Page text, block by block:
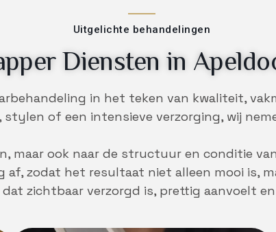
Uitgelichte behandelingen
Diensten in
in het teken van kwaliteit,
of een intensieve verzorging, wij
maar ook naar de structuur en conditie
af, zodat het resultaat niet alleen mooi is,
dat zichtbaar verzorgd is, prettig aanvoelt